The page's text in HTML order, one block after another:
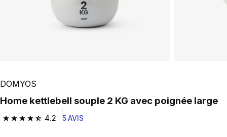
DOMYOS
Home kettlebell souple 2 KG avec poignée large
4.2
4.2 out of 5 stars from 5 reviews
5 AVIS